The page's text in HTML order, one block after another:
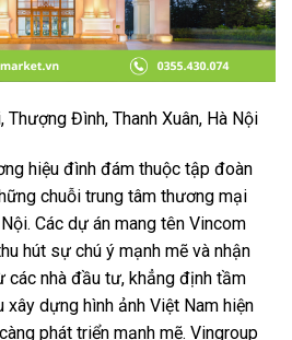
Thượng Đình, Thanh Xuân, Hà Nội
hiệu đình đám thuộc tập đoàn
chuỗi trung tâm thương mại
Các dự án mang tên Vincom
hút sự chú ý mạnh mẽ và nhận
nhà đầu tư, khẳng định tầm
dựng hình ảnh Việt Nam hiện
phát triển mạnh mẽ. Vingroup